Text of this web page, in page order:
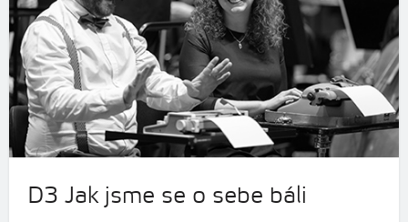
D3 Jak jsme se o sebe báli